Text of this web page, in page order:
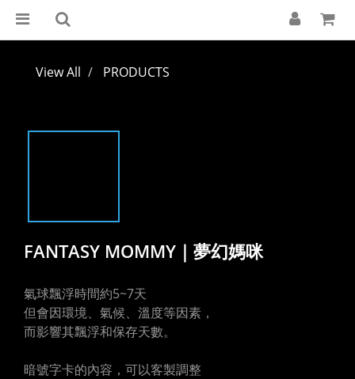
View All PRODUCTS
FANTASY MOMMY｜夢幻媽咪
氣球飄浮時間約5~7天
但會因環境、氣候、溫度等因素，
而影響其飄浮和保存天數。
暗號字卡的內容，可以客製調整